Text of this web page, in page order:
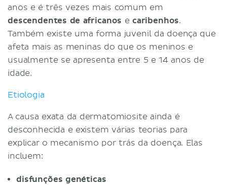
anos e é três vezes mais comum em
descendentes de africanos e caribenhos.
Também existe uma forma juvenil da doença que
afeta mais as meninas do que os meninos e
usualmente se apresenta entre 5 e 14 anos de
idade.
Etiologia
A causa exata da dermatomiosite ainda é
desconhecida e existem várias teorias para
explicar o mecanismo por trás da doença. Elas
incluem:
disfunções genéticas